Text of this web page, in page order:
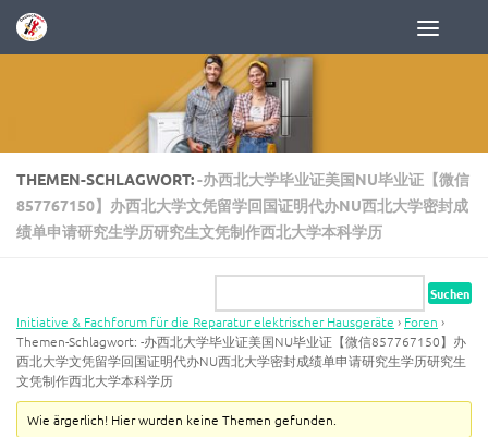
Zum Inhalt springen
THEMEN-SCHLAGWORT:-办西北大学毕业证美国NU毕业证【微信
857767150】办西北大学文凭留学回国证明代办NU西北大学密封成
绩单申请研究生学历研究生文凭制作西北大学本科学历
Initiative & Fachforum für die Reparatur elektrischer Hausgeräte › Foren ›
Themen-Schlagwort: -办西北大学毕业证美国NU毕业证【微信857767150】办
西北大学文凭留学回国证明代办NU西北大学密封成绩单申请研究生学历研究生
文凭制作西北大学本科学历
Wie ärgerlich! Hier wurden keine Themen gefunden.